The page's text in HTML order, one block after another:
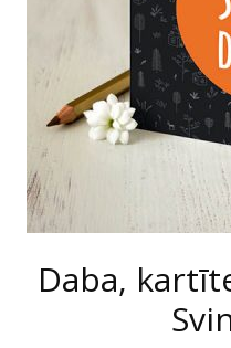
Daba,